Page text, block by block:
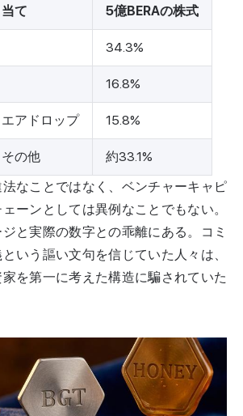
て 5億BERAの株式
34.3%
16.8%
アドロップ 15.8%
の他
約33.1%
なことではなく、ベンチャーキャピ
ーンとしては異例なことでもない。
と実際の数字との乖離にある。コミ
いう謳い文句を信じていた人々は、
を第一に考えた構造に騙されていた